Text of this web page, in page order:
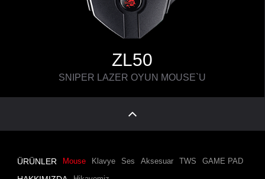
ZL50
SNIPER LAZER OYUN MOUSE`U
ÜRÜNLER Mouse Klavye Ses Aksesuar TWS GAME PAD